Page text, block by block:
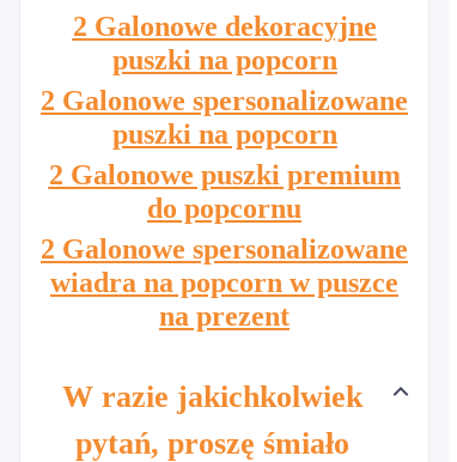
2 Galonowe dekoracyjne
puszki na popcorn
2 Galonowe spersonalizowane
puszki na popcorn
2 Galonowe puszki premium
do popcornu
2 Galonowe spersonalizowane
wiadra na popcorn w puszce
na prezent
W razie jakichkolwiek
pytań, proszę śmiało